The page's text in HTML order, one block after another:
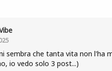
sembra che tanta vita non l'ha
io vedo solo 3 post...)